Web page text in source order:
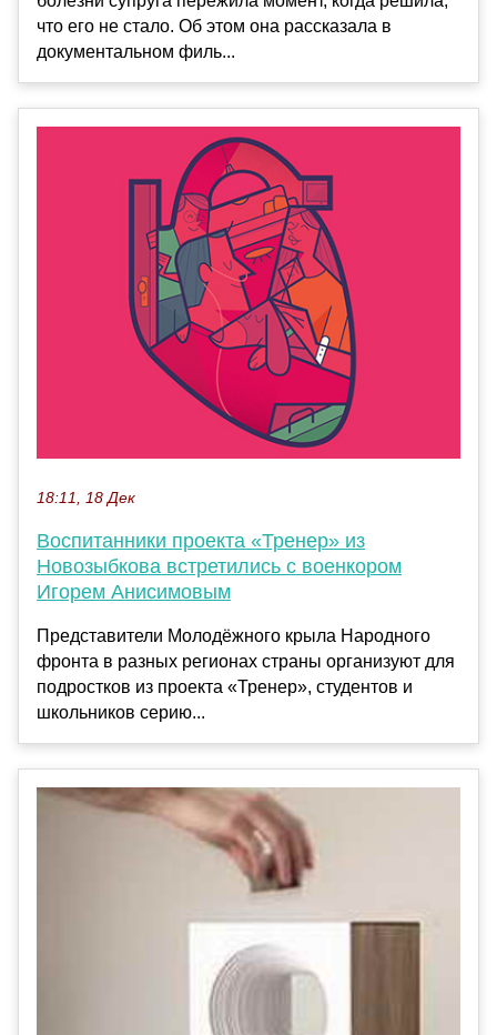
что его не стало. Об этом она рассказала в
документальном филь...
18:11, 18 Дек
Воспитанники проекта «Тренер» из
Новозыбкова встретились с военкором
Игорем Анисимовым
Представители Молодёжного крыла Народного
фронта в разных регионах страны организуют для
подростков из проекта «Тренер», студентов и
школьников серию...